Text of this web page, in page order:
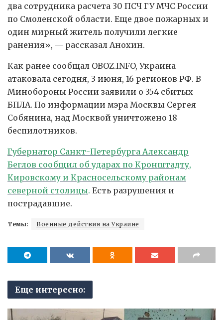
два сотрудника расчета 30 ПСЧ ГУ МЧС России
по Смоленской области. Еще двое пожарных и
один мирный житель получили легкие
ранения», — рассказал Анохин.
Как ранее сообщал OBOZ.INFO, Украина
атаковала сегодня, 3 июня, 16 регионов РФ. В
Минобороны России заявили о 354 сбитых
БПЛА. По информации мэра Москвы Сергея
Собянина, над Москвой уничтожено 18
беспилотников.
Губернатор Санкт-Петербурга Александр
Беглов сообщил об ударах по Кронштадту,
Кировскому и Красносельскому районам
северной столицы. Есть разрушения и
пострадавшие.
Темы: Военные действия на Украине
Еще интересно: